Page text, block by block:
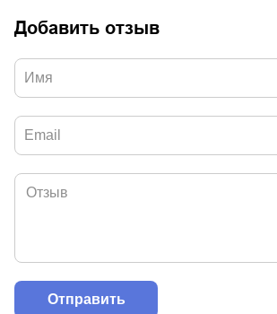
Добавить отзыв